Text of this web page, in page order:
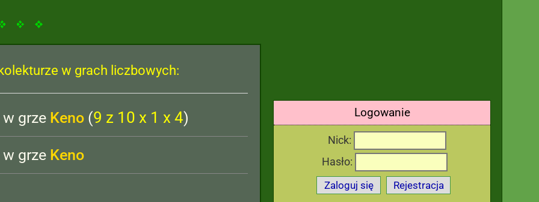
Logowanie
Nick:
Hasło:
Zaloguj się Rejestracja
w grach liczbowych:
w grze Keno (9 z 10 x 1 x 4)
w grze Keno